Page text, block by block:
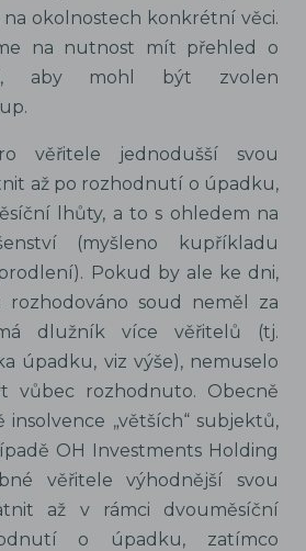
okolnostech konkrétní věci.
na nutnost mít přehled o
aby mohl být zvolen
věřitele jednodušší svou
až po rozhodnutí o úpadku,
lhůty, a to s ohledem na
(myšleno kupříkladu
Pokud by ale ke dni,
soud neměl za
dlužník více věřitelů (tj.
úpadku, viz výše), nemuselo
vůbec rozhodnuto. Obecně
„větších“ subjektů,
OH Investments Holding
věřitele výhodnější svou
až v rámci dvouměsíční
o úpadku, zatímco